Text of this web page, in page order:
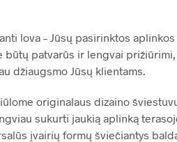
lova – Jūsų pasirinktos
būtų patvarūs ir lengvai
džiaugsmo Jūsų klientams.
originalaus dizaino
sukurti jaukią aplinką
įvairių formų šviečiantys